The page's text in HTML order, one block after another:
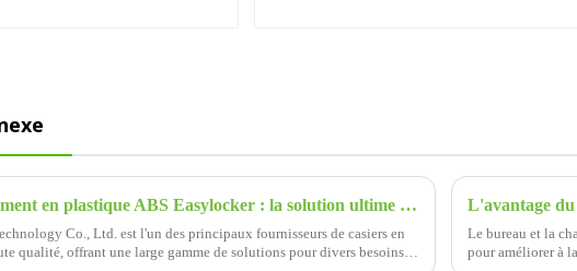
Casiers de rangement en plastique ABS Easylocker : la solution ultime pour un stockage sûr et durable
Co., Ltd. est l'un des principaux fournisseurs de casiers en
qualité, offrant une large gamme de solutions pour divers besoins
L'avantage du
Le bureau et la
pour améliorer à